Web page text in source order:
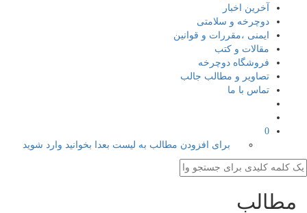
آخرین اخبار
دوچرخه و سلامتی
ایمنی ،مقررات و قوانین
مقالات و کتب
فروشگاه دوچرخه
تصاویر و مطالب جالب
تماس با ما
0
برای افزودن مطالب به لیست بعدا بخوانید وارد شوید
مطالب